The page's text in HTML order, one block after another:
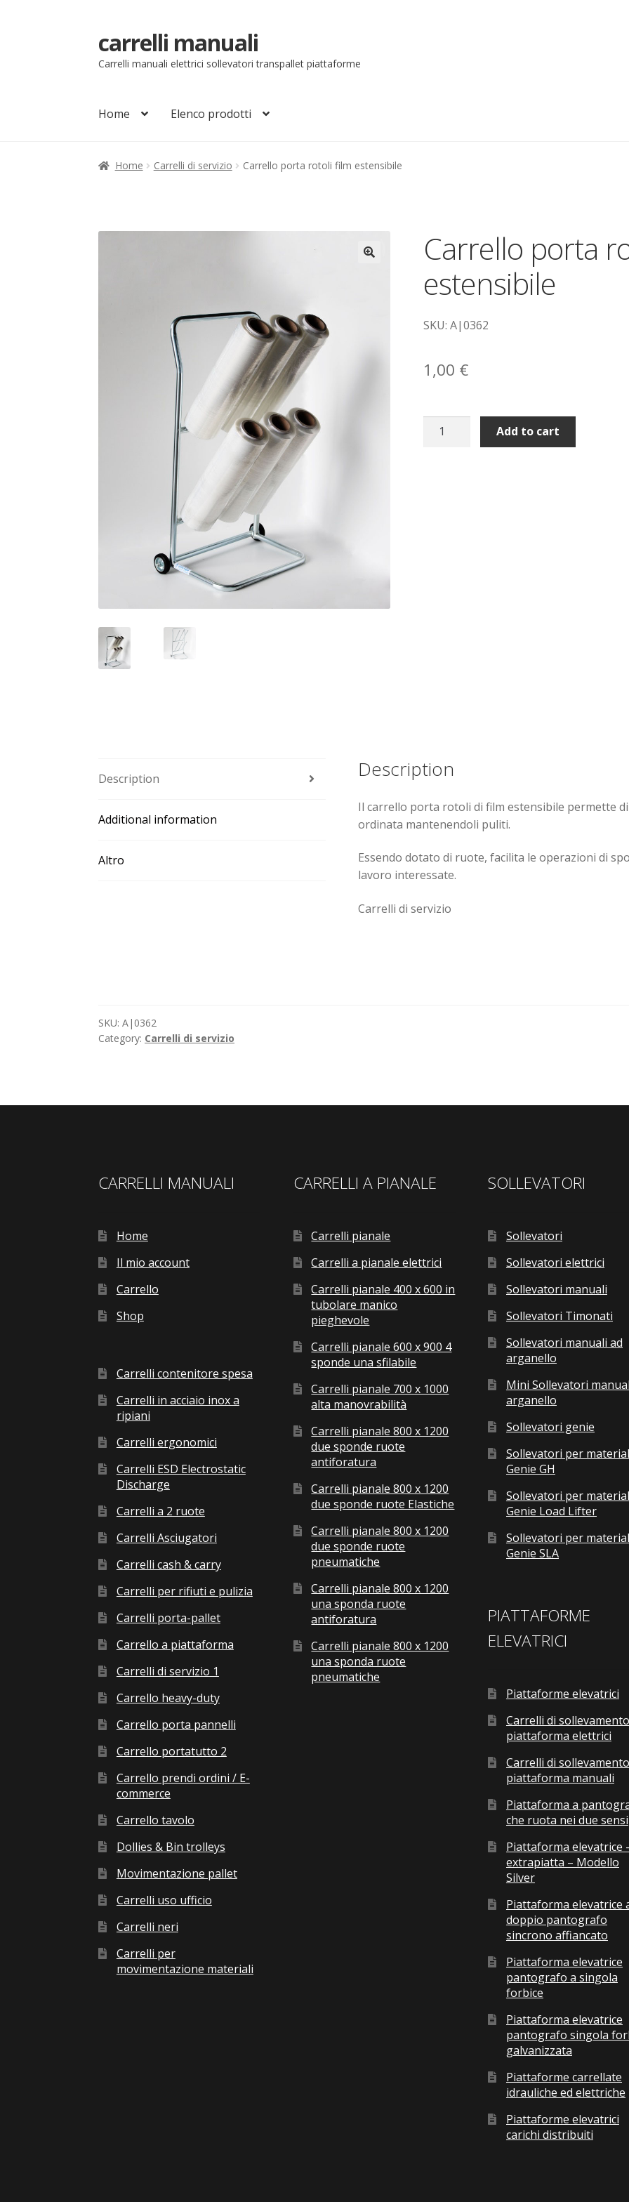
Vai
alla
navigazione
Vai
al
contenuto
carrelli manuali
Carrelli manuali elettrici sollevatori transpallet piattaforme
Home Elenco prodotti
Home Carrello Chi siamo Come ordinare Come registrarsi al sito
Sollevatori elettrici manuali timonati SpedizioniTranspallet
Home Carrelli di servizio Carrello porta rotoli film estensibile
Carrello porta
estensibile
SKU: A|0362
1,00 €
Carrello
Add to cart
Description
Additional information
Altro
Description
Il carrello porta rotoli di film estensibile permette
ordinata mantenendoli puliti.
Essendo dotato di ruote, facilita le operazioni di
lavoro interessate.
Carrelli di servizio
SKU:A|0362
Category: Carrelli di servizio
CARRELLI MANUALI
Home
Il mio account
Carrello
Shop
Carrelli contenitore spesa
Carrelli in acciaio inox a
ripiani
Carrelli ergonomici
Carrelli ESD Electrostatic
Discharge
Carrelli a 2 ruote
Carrelli Asciugatori
Carrelli cash & carry
Carrelli per rifiuti e pulizia
Carrelli porta-pallet
Carrello a piattaforma
Carrelli di servizio 1
Carrello heavy-duty
Carrello porta pannelli
Carrello portatutto 2
Carrello prendi ordini / E-
commerce
Carrello tavolo
Dollies & Bin trolleys
Movimentazione pallet
Carrelli uso ufficio
Carrelli neri
Carrelli per
movimentazione materiali
CARRELLI A PIANALE
Carrelli pianale
Carrelli a pianale elettrici
Carrelli pianale 400 x 600 in
tubolare manico
pieghevole
Carrelli pianale 600 x 900 4
sponde una sfilabile
Carrelli pianale 700 x 1000
alta manovrabilità
Carrelli pianale 800 x 1200
due sponde ruote
antiforatura
Carrelli pianale 800 x 1200
due sponde ruote Elastiche
Carrelli pianale 800 x 1200
due sponde ruote
pneumatiche
Carrelli pianale 800 x 1200
una sponda ruote
antiforatura
Carrelli pianale 800 x 1200
una sponda ruote
pneumatiche
SOLLEVATORI
Sollevatori
Sollevatori elettrici
Sollevatori manuali
Sollevatori Timonati
Sollevatori manuali ad
arganello
Mini Sollevatori
arganello
Sollevatori genie
Sollevatori per
Genie GH
Sollevatori per
Genie Load Lifter
Sollevatori per
Genie SLA
PIATTAFORME
ELEVATRICI
Piattaforme elevatrici
Carrelli di
piattaforma elettrici
Carrelli di
piattaforma manuali
Piattaforma a
che ruota nei due sensi
Piattaforma elevatrice
extrapiatta – Modello
Silver
Piattaforma elevatrice
doppio pantografo
sincrono affiancato
Piattaforma elevatrice
pantografo a singola
forbice
Piattaforma elevatrice
pantografo singola
galvanizzata
Piattaforme carrellate
idrauliche ed elettriche
Piattaforme elevatrici
carichi distribuiti